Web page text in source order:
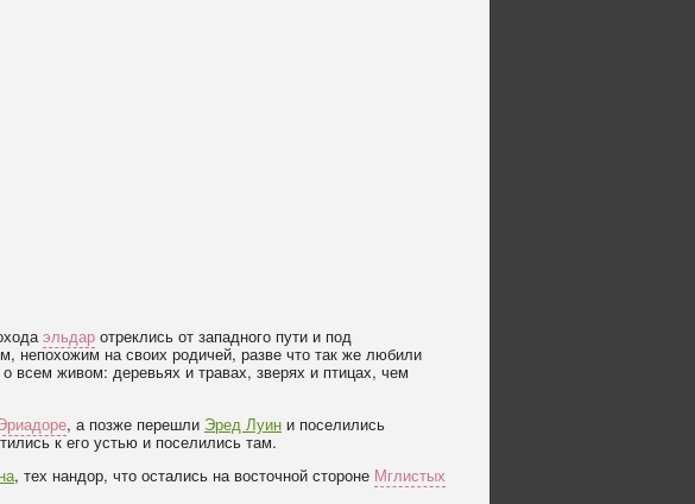
эльдар отреклись от западного пути и под
непохожим на своих родичей, разве что так же любили
всем живом: деревьях и травах, зверях и птицах, чем
, а позже перешли Эред Луин и поселились
к его устью и поселились там.
, тех нандор, что остались на восточной стороне Мглистых